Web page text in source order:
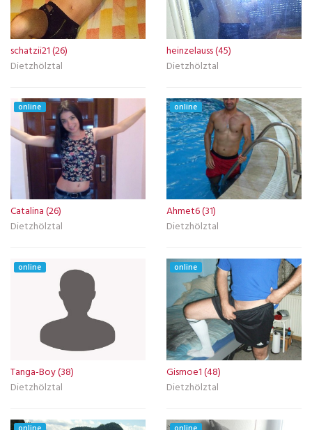
schatzii21 (26)
Dietzhölztal
heinzelauss (45)
Dietzhölztal
online
Catalina (26)
Dietzhölztal
online
Ahmet6 (31)
Dietzhölztal
online
Tanga-Boy (38)
Dietzhölztal
online
Gismoe1 (48)
Dietzhölztal
online online